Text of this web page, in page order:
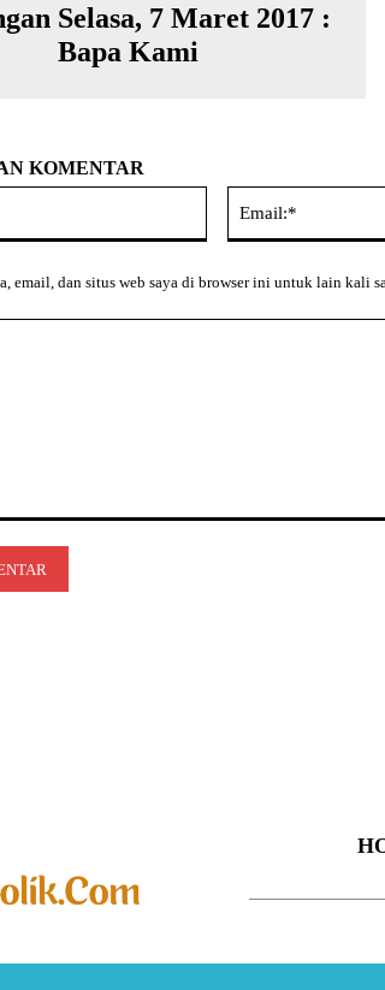
Selasa, 7 Maret 2017 :
Bapa Kami
KOMENTAR
email, dan situs web saya di browser ini untuk lain kali